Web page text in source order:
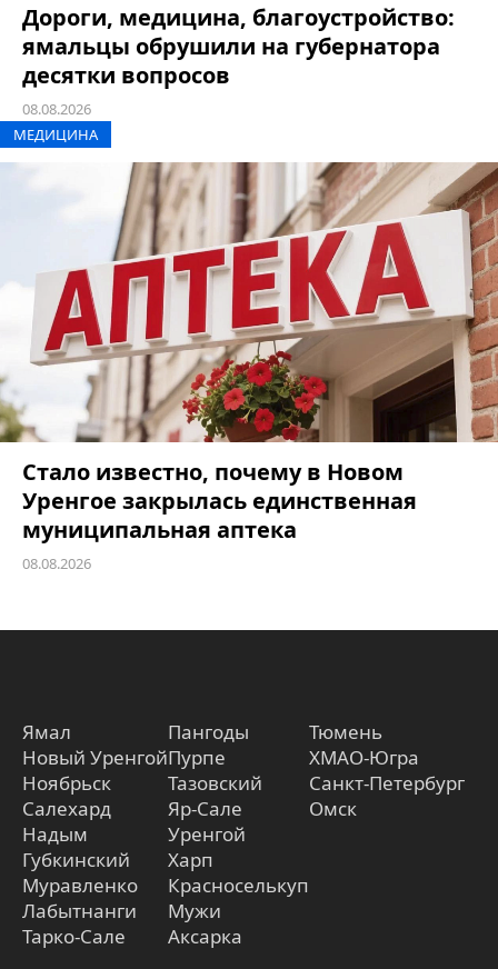
Дороги, медицина, благоустройство:
ямальцы обрушили на губернатора
десятки вопросов
08.08.2026
МЕДИЦИНА
Стало известно, почему в Новом
Уренгое закрылась единственная
муниципальная аптека
08.08.2026
Ямал
Новый Уренгой
Ноябрьск
Салехард
Надым
Губкинский
Муравленко
Лабытнанги
Тарко-Сале
Пангоды
Пурпе
Тазовский
Яр-Сале
Уренгой
Харп
Красноселькуп
Мужи
Аксарка
Тюмень
ХМАО-Югра
Санкт-Петербург
Омск